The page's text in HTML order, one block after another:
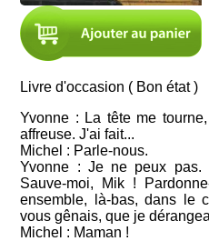
Livre d'occasion ( Bon état )
Yvonne : La tête me
affreuse. J'ai fait...
Michel : Parle-nous.
Yvonne : Je ne peux pas.
Sauve-moi, Mik !
ensemble, là-bas, dans le
vous gênais, que je
Michel : Maman !